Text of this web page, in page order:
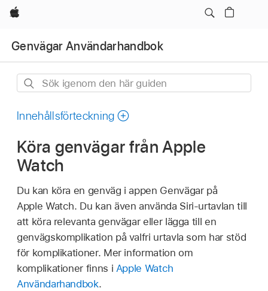
Apple
Genvägar Användarhandbok
Sök
den
guiden
Innehållsförteckning
Köra genvägar från Apple
Watch
Du kan köra en genväg i appen Genvägar på
Apple Watch. Du kan även använda Siri-urtavlan till
att köra relevanta genvägar eller lägga till en
genvägskomplikation på valfri urtavla som har stöd
för komplikationer. Mer information om
komplikationer finns i Apple Watch
Användarhandbok.